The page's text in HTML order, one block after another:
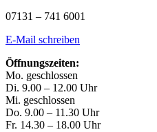
07131 – 741 6001
E-Mail schreiben
Öffnungszeiten:
Mo. geschlossen
Di. 9.00 – 12.00 Uhr
Mi. geschlossen
Do. 9.00 – 11.30 Uhr
Fr. 14.30 – 18.00 Uhr